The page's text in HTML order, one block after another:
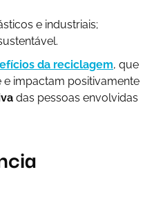
e industriais;
da reciclagem, que
impactam positivamente
das pessoas envolvidas